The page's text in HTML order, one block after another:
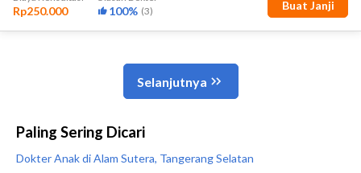
Paling Sering Dicari
Dokter Anak di Alam Sutera, Tangerang Selatan